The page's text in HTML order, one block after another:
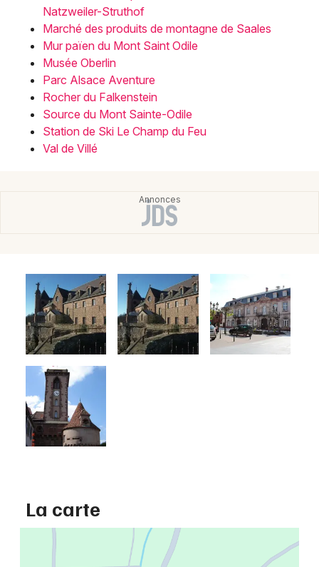
Natzweiler-Struthof
Marché des produits de montagne de Saales
Mur païen du Mont Saint Odile
Musée Oberlin
Parc Alsace Aventure
Rocher du Falkenstein
Source du Mont Sainte-Odile
Station de Ski Le Champ du Feu
Val de Villé
La carte